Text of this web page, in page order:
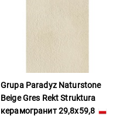
Grupa Paradyz Naturstone
Beige Gres Rekt Struktura
керамогранит 29,8x59,8